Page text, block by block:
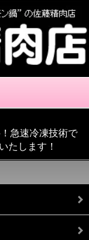
急速冷凍技術で
たします！